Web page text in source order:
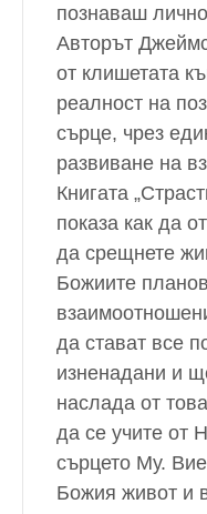
познаваш
Авторът
от клишетата
реалност на
сърце, чрез
развиване на
Книгата
показа как да
да срещнете
Божиите
да стават все
изненадани и
наслада от
да се учите от
сърцето Му.
Божия живот и